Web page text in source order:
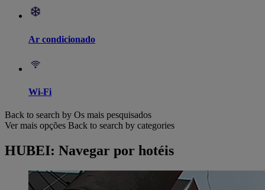
Ar condicionado
Wi-Fi
Back to search by Os mais pesquisados
Ver mais opções Back to search by categories
HUBEI: Navegar por hotéis